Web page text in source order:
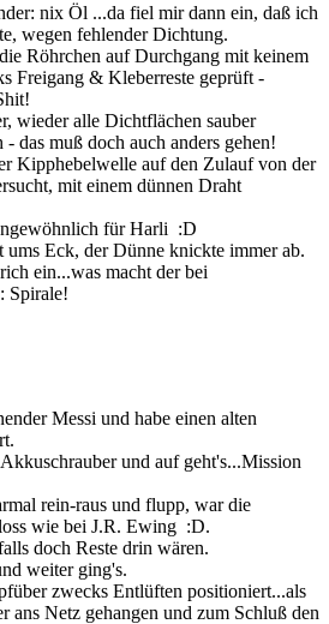
nix Öl ...da fiel mir dann ein, daß ich
wegen fehlender Dichtung.
Röhrchen auf Durchgang mit keinem
Freigang & Kleberreste geprüft -
wieder alle Dichtflächen sauber
das muß doch auch anders gehen!
Kipphebelwelle auf den Zulauf von der
mit einem dünnen Draht
für Harli :D
Eck, der Dünne knickte immer ab.
ein...was macht der bei
Spirale!
Messi und habe einen alten
und auf geht's...Mission
rein-raus und flupp, war die
wie bei J.R. Ewing :D.
doch Reste drin wären.
weiter ging's.
zwecks Entlüften positioniert...als
ans Netz gehangen und zum Schluß den